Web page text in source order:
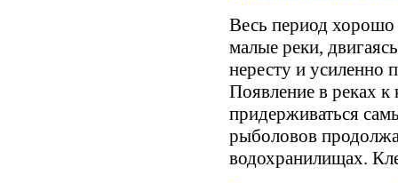
Весь период хорошо
малые реки,
нересту и усиленно
Появление в реках к
придерживаться
рыболовов
водохранилищах.